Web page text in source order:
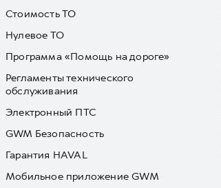
Стоимость ТО
Нулевое ТО
Программа «Помощь на дороге»
Регламенты технического
обслуживания
Электронный ПТС
GWM Безопасность
Гарантия HAVAL
Мобильное приложение GWM